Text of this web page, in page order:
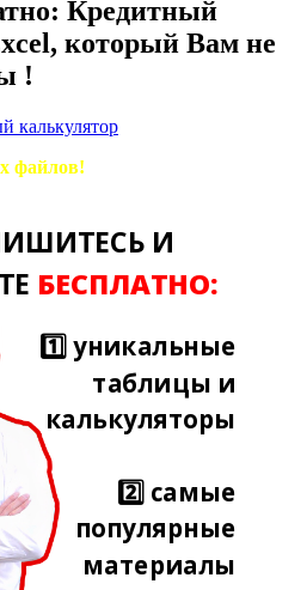
Кредитный
который Вам не
!
файлов!
И
БЕСПЛАТНО:
1️⃣ уникальные
таблицы и
калькуляторы
2️⃣ самые
популярные
материалы